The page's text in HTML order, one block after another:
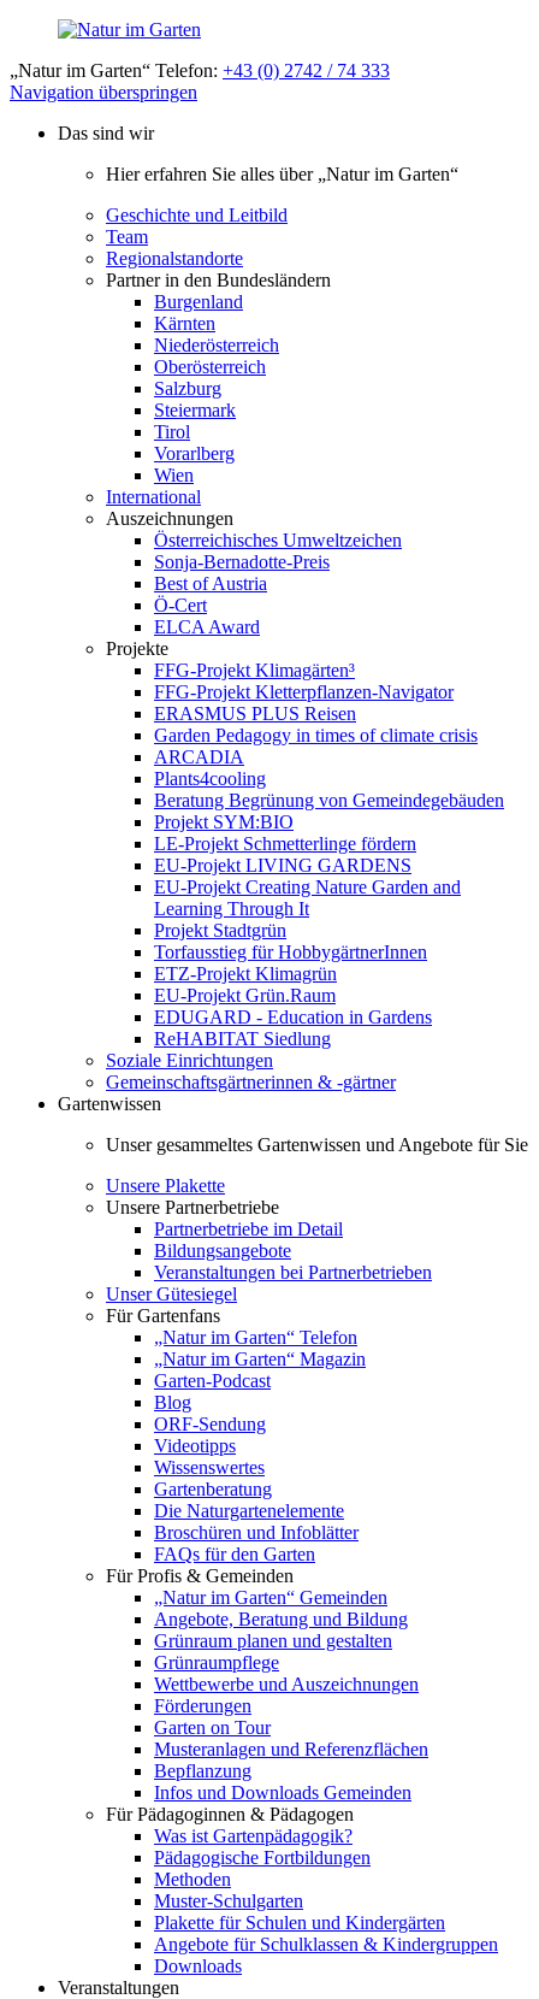
„Natur im Garten“ Telefon: +43 (0) 2742 / 74 333
Navigation überspringen
Das sind wir
Hier erfahren Sie alles über „Natur im Garten“
Geschichte und Leitbild
Team
Regionalstandorte
Partner in den Bundesländern
Burgenland
Kärnten
Niederösterreich
Oberösterreich
Salzburg
Steiermark
Tirol
Vorarlberg
Wien
International
Auszeichnungen
Österreichisches Umweltzeichen
Sonja-Bernadotte-Preis
Best of Austria
Ö-Cert
ELCA Award
Projekte
FFG-Projekt Klimagärten³
FFG-Projekt Kletterpflanzen-Navigator
ERASMUS PLUS Reisen
Garden Pedagogy in times of climate crisis
ARCADIA
Plants4cooling
Beratung Begrünung von Gemeindegebäuden
Projekt SYM:BIO
LE-Projekt Schmetterlinge fördern
EU-Projekt LIVING GARDENS
EU-Projekt Creating Nature Garden and
Learning Through It
Projekt Stadtgrün
Torfausstieg für HobbygärtnerInnen
ETZ-Projekt Klimagrün
EU-Projekt Grün.Raum
EDUGARD - Education in Gardens
ReHABITAT Siedlung
Soziale Einrichtungen
Gemeinschaftsgärtnerinnen & -gärtner
Gartenwissen
Unser gesammeltes Gartenwissen und Angebote für Sie
Unsere Plakette
Unsere Partnerbetriebe
Partnerbetriebe im Detail
Bildungsangebote
Veranstaltungen bei Partnerbetrieben
Unser Gütesiegel
Für Gartenfans
„Natur im Garten“ Telefon
„Natur im Garten“ Magazin
Garten-Podcast
Blog
ORF-Sendung
Videotipps
Wissenswertes
Gartenberatung
Die Naturgartenelemente
Broschüren und Infoblätter
FAQs für den Garten
Für Profis & Gemeinden
„Natur im Garten“ Gemeinden
Angebote, Beratung und Bildung
Grünraum planen und gestalten
Grünraumpflege
Wettbewerbe und Auszeichnungen
Förderungen
Garten on Tour
Musteranlagen und Referenzflächen
Bepflanzung
Infos und Downloads Gemeinden
Für Pädagoginnen & Pädagogen
Was ist Gartenpädagogik?
Pädagogische Fortbildungen
Methoden
Muster-Schulgarten
Plakette für Schulen und Kindergärten
Angebote für Schulklassen & Kindergruppen
Downloads
Veranstaltungen